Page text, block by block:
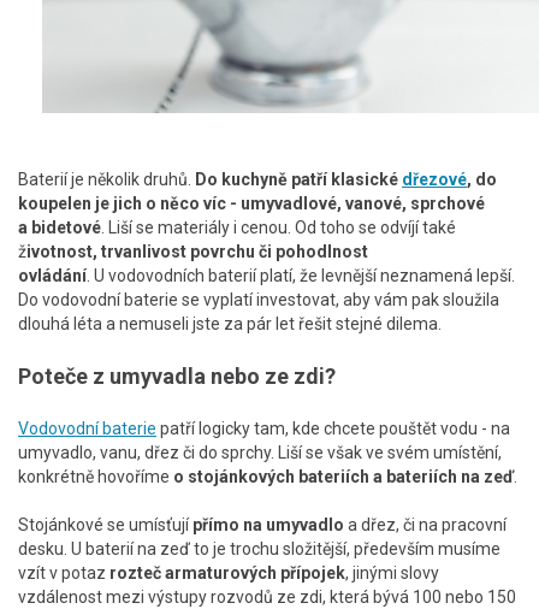
Baterií je několik druhů. Do kuchyně patří klasické dřezové, do
koupelen je jich o něco víc - umyvadlové, vanové, sprchové
a bidetové . Liší se materiály i cenou. Od toho se odvíjí také
životnost, trvanlivost povrchu či pohodlnost
ovládání . U vodovodních baterií platí, že levnější neznamená lepší.
Do vodovodní baterie se vyplatí investovat, aby vám pak sloužila
dlouhá léta a nemuseli jste za pár let řešit stejné dilema.
Poteče z umyvadla nebo ze zdi?
Vodovodní baterie patří logicky tam, kde chcete pouštět vodu - na
umyvadlo, vanu, dřez či do sprchy. Liší se však ve svém umístění,
konkrétně hovoříme o stojánkových bateriích a bateriích na zeď.
Stojánkové se umísťujípřímo na umyvadlo a dřez, či na pracovní
desku. U baterií na zeď to je trochu složitější, především musíme
vzít v potaz rozteč armaturových přípojek, jinými slovy
vzdálenost mezi výstupy rozvodů ze zdi, která bývá 100 nebo 150